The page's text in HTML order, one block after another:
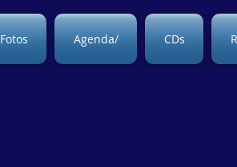
Fotos Agenda/ CDs